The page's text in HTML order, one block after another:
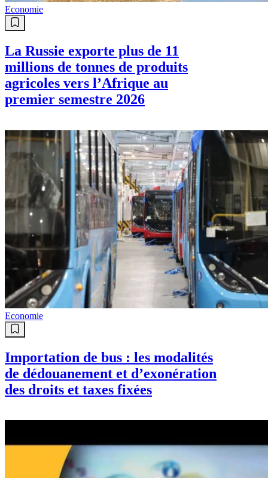
Economie
La Russie exporte plus de 11
millions de tonnes de produits
agricoles vers l’Afrique au
premier semestre 2026
Economie
Importation de bus : les modalités
de dédouanement et d’exonération
des droits et taxes fixées